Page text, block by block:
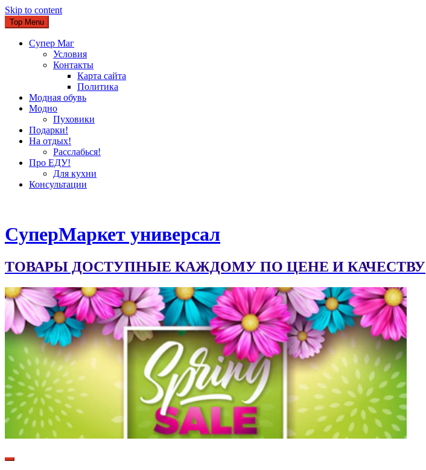
Skip to content
Top Menu
Супер Маг
Условия
Контакты
Карта сайта
Политика
Модная обувь
Модно
Пуховики
Подарки!
На отдых!
Расслабься!
Про ЕДУ!
Для кухни
Консультации
CуперМаркет универсал
ТОВАРЫ ДОСТУПНЫЕ КАЖДОМУ ПО ЦЕНЕ И КАЧЕСТВУ